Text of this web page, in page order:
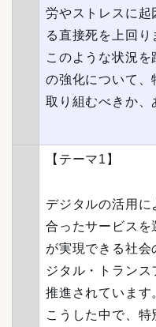
労やストレスに起
る直接死を上回り
このような状況
の強化について、
取り組むべきか、
【テーマ1】
デジタルの活用に
合ったサービスを
が実現できる社
ジタル・トラン
推進されています
こうした中で、